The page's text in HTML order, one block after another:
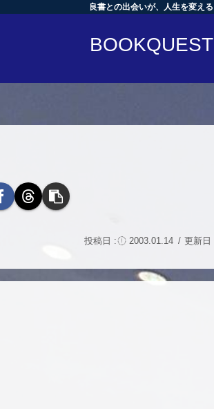
良書との出会いが、人生を変える
BOOKQUEST
2003.01.14